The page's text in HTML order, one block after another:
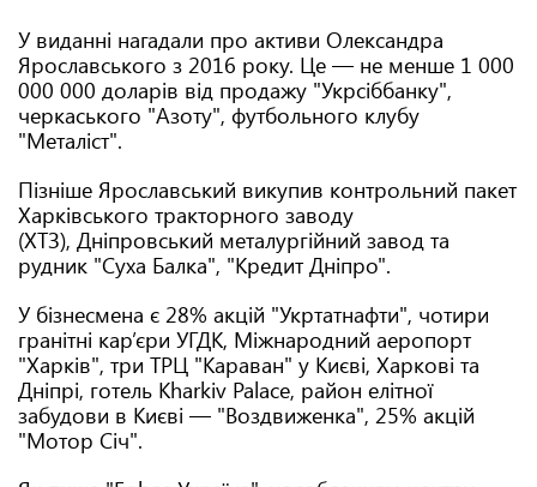
У виданні нагадали про активи Олександра
Ярославського з 2016 року. Це — не менше 1 000
000 000 доларів від продажу "Укрсіббанку",
черкаського "Азоту", футбольного клубу
"Металіст".
Пізніше Ярославський викупив контрольний пакет
Харківського тракторного заводу
(ХТЗ), Дніпровський металургійний завод та
рудник "Суха Балка", "Кредит Дніпро".
У бізнесмена є 28% акцій "Укртатнафти", чотири
гранітні кар’єри УГДК, Міжнародний аеропорт
"Харків", три ТРЦ "Караван" у Києві, Харкові та
Дніпрі, готель Kharkiv Palace, район елітної
забудови в Києві — "Воздвиженка", 25% акцій
"Мотор Січ".